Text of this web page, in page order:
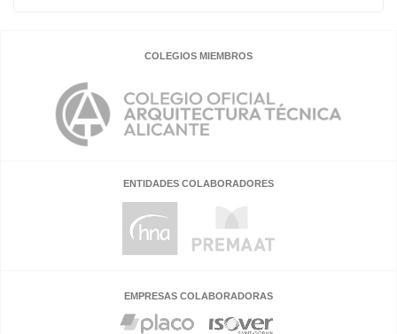
COLEGIOS MIEMBROS
ENTIDADES COLABORADORES
EMPRESAS COLABORADORAS